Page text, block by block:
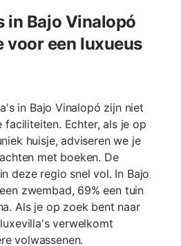
in Bajo Vinalopó
voor een luxueus
in Bajo Vinalopó zijn niet
faciliteiten. Echter, als je op
huisje, adviseren we je
met boeken. De
deze regio snel vol. In Bajo
zwembad, 69% een tuin
Als je op zoek bent naar
verwelkomt
volwassenen.